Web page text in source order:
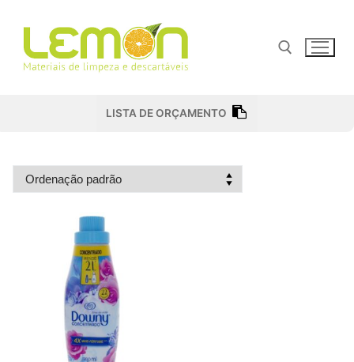
para
conteúdo
Pesquisar por:
LISTA DE ORÇAMENTO